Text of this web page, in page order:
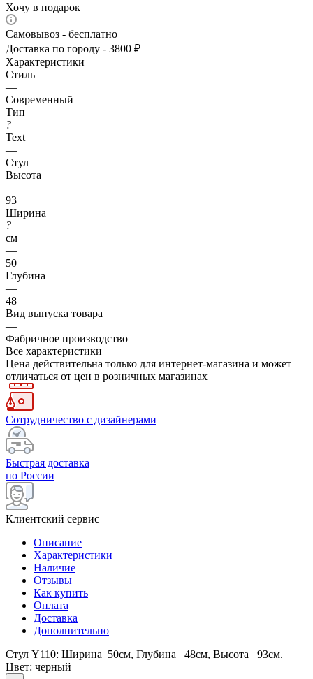
Хочу в подарок
Самовывоз - бесплатно
Доставка по городу - 3800 ₽
Характеристики
Стиль
—
Современный
Тип
?
Text
—
Стул
Высота
—
93
Ширина
?
см
—
50
Глубина
—
48
Вид выпуска товара
—
Фабричное производство
Все характеристики
Цена действительна только для интернет-магазина и может
отличаться от цен в розничных магазинах
Сотрудничество с дизайнерами
Быстрая доставка
по России
Клиентский сервис
Описание
Характеристики
Наличие
Отзывы
Как купить
Оплата
Доставка
Дополнительно
Стул Y110: Ширина 50см, Глубина 48см, Высота 93см.
Цвет: черный